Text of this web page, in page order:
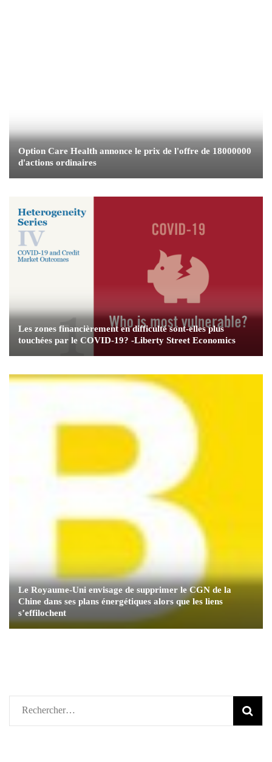
Option Care Health annonce le prix de l'offre de 18000000
d'actions ordinaires
Les zones financièrement en difficulté sont-elles plus
touchées par le COVID-19? -Liberty Street Economics
Le Royaume-Uni envisage de supprimer le CGN de ​​la
Chine dans ses plans énergétiques alors que les liens
s’effilochent
Rechercher :